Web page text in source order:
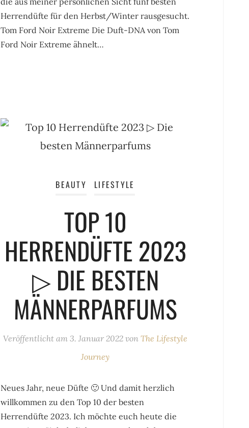
Herrendüfte für den Herbst/Winter rausgesucht.
Tom Ford Noir Extreme Die Duft-DNA von Tom
Ford Noir Extreme ähnelt…
BEAUTY LIFESTYLE
TOP 10
HERRENDÜFTE 2023
▷ DIE BESTEN
MÄNNERPARFUMS
Veröffentlicht am 3. Januar 2022 von The Lifestyle
Journey
Neues Jahr, neue Düfte 🙂 Und damit herzlich
willkommen zu den Top 10 der besten
Herrendüfte 2023. Ich möchte euch heute die